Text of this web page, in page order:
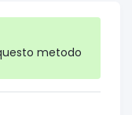
metodo